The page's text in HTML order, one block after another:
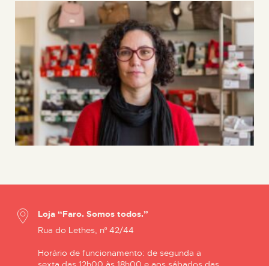
Loja “Faro. Somos todos.”
Rua do Lethes, nº 42/44
Horário de funcionamento: de segunda a